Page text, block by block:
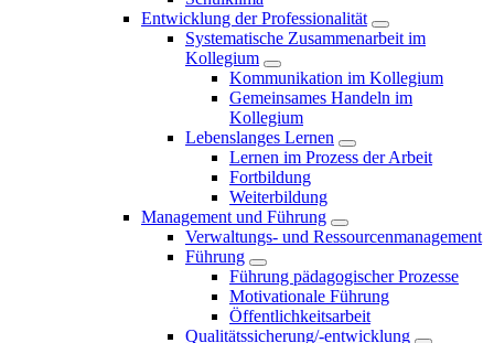
Entwicklung der Professionalität
Systematische Zusammenarbeit im
Kollegium
Kommunikation im Kollegium
Gemeinsames Handeln im
Kollegium
Lebenslanges Lernen
Lernen im Prozess der Arbeit
Fortbildung
Weiterbildung
Management und Führung
Verwaltungs- und Ressourcenmanagement
Führung
Führung pädagogischer Prozesse
Motivationale Führung
Öffentlichkeitsarbeit
Qualitätssicherung/-entwicklung